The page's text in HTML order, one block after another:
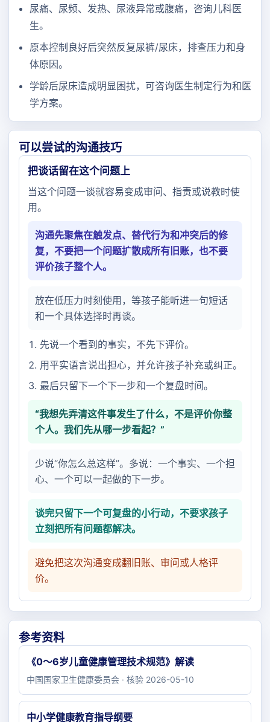
尿痛、尿频、发热、尿液异常或腹痛，咨询儿科医
生。
原本控制良好后突然反复尿裤/尿床，排查压力和身
体原因。
学龄后尿床造成明显困扰，可咨询医生制定行为和医
学方案。
可以尝试的沟通技巧
把谈话留在这个问题上
当这个问题一谈就容易变成审问、指责或说教时使
用。
沟通先聚焦在触发点、替代行为和冲突后的修
复，不要把一个问题扩散成所有旧账，也不要
评价孩子整个人。
放在低压力时刻使用，等孩子能听进一句短话
和一个具体选择时再谈。
先说一个看到的事实，不先下评价。
用平实语言说出担心，并允许孩子补充或纠正。
最后只留下一个下一步和一个复盘时间。
“我想先弄清这件事发生了什么，不是评价你整
个人。我们先从哪一步看起？”
少说“你怎么总这样”。多说：一个事实、一个担
心、一个可以一起做的下一步。
谈完只留下一个可复盘的小行动，不要求孩子
立刻把所有问题都解决。
避免把这次沟通变成翻旧账、审问或人格评
价。
参考资料
《0～6岁儿童健康管理技术规范》解读
中国国家卫生健康委员会 · 核验 2026-05-10
中小学健康教育指导纲要